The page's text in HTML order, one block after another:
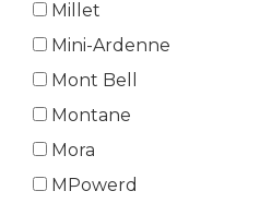
Millet
Mini-Ardenne
Mont Bell
Montane
Mora
MPowerd